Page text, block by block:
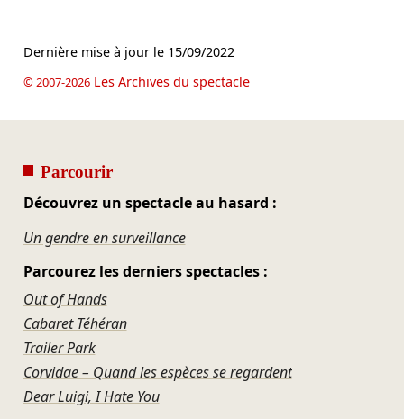
Dernière mise à jour le 15/09/2022
© 2007-2026Les Archives du spectacle
Parcourir
Découvrez un spectacle au hasard :
Un gendre en surveillance
Parcourez les derniers spectacles :
Out of Hands
Cabaret Téhéran
Trailer Park
Corvidae – Quand les espèces se regardent
Dear Luigi, I Hate You